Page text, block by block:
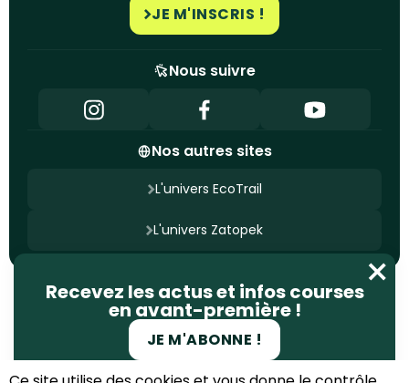
JE M'INSCRIS !
Nous suivre
Nos autres sites
L'univers EcoTrail
L'univers Zatopek
© 2025 EcoTrail. Tous droits réservés
Mentions légales
Politique de confidentialité
Gestion des cookies
Site conçu parAgeelity
Recevez les actus et infos courses
en avant-première !
JE M'ABONNE !